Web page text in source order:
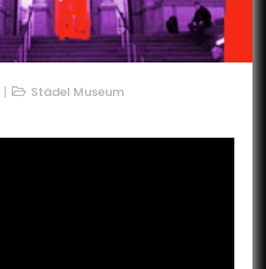
Städel Museum